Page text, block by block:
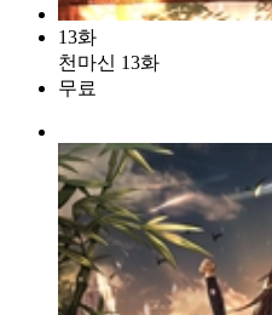
13화
천마신 13화
무료